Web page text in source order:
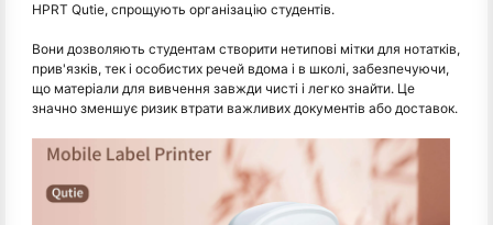
HPRT Qutie, спрощують організацію студентів.
Вони дозволяють студентам створити нетипові мітки для нотатків,
прив'язків, тек і особистих речей вдома і в школі, забезпечуючи,
що матеріали для вивчення завжди чисті і легко знайти. Це
значно зменшує ризик втрати важливих документів або доставок.